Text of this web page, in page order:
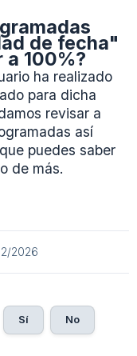
de fecha"
a 100%?
ha realizado
para dicha
revisar a
así
puedes saber
de más.
2026
Sí No